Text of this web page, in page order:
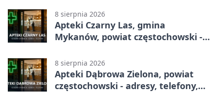
8 sierpnia 2026
Apteki Czarny Las, gmina
Mykanów, powiat częstochowski -
8 sierpnia 2026
Apteki Dąbrowa Zielona, powiat
częstochowski - adresy, telefony,